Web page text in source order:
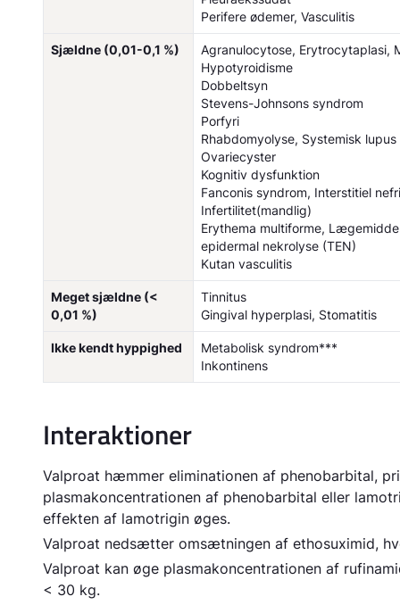
Perifere ødemer, Vasculitis
Sjældne (0,01-0,1 %)
Agranulocytose, Erytrocytaplasi,
Hypotyroidisme
Dobbeltsyn
Stevens-Johnsons syndrom
Porfyri
Rhabdomyolyse, Systemisk
Ovariecyster
Kognitiv dysfunktion
Fanconis syndrom, Interstitiel
Infertilitet(mandlig)
Erythema multiforme,
epidermal nekrolyse (TEN)
Kutan vasculitis
Meget sjældne (<
0,01 %)
Tinnitus
Gingival hyperplasi, Stomatitis
Ikke kendt hyppighed
Metabolisk syndrom***
Inkontinens
Interaktioner
Valproat hæmmer eliminationen af phenobarbital,
plasmakoncentrationen af phenobarbital eller
effekten af lamotrigin øges.
Valproat nedsætter omsætningen af ethosuximid,
Valproat kan øge plasmakoncentrationen af
< 30 kg.